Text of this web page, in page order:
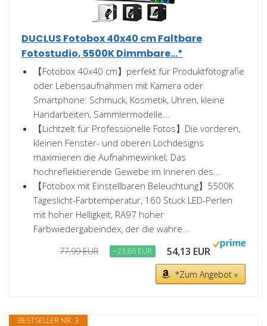
DUCLUS Fotobox 40x40 cm Faltbare
Fotostudio, 5500K Dimmbare...*
【Fotobox 40x40 cm】perfekt für Produktfotografie
oder Lebensaufnahmen mit Kamera oder
Smartphone: Schmuck, Kosmetik, Uhren, kleine
Handarbeiten, Sammlermodelle...
【Lichtzelt für Professionelle Fotos】Die vorderen,
kleinen Fenster- und oberen Lochdesigns
maximieren die Aufnahmewinkel; Das
hochreflektierende Gewebe im Inneren des...
【Fotobox mit Einstellbaren Beleuchtung】5500K
Tageslicht-Farbtemperatur, 160 Stück LED-Perlen
mit hoher Helligkeit, RA97 hoher
Farbwiedergabeindex, der die wahre...
77,99 EUR −23,86 EUR 54,13 EUR
*Zum Angebot »
BESTSELLER NR. 3